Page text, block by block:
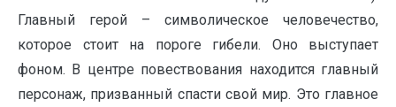
Главный герой – символическое человечество,
которое стоит на пороге гибели. Оно выступает
фоном. В центре повествования находится главный
персонаж, призванный спасти свой мир. Это главное